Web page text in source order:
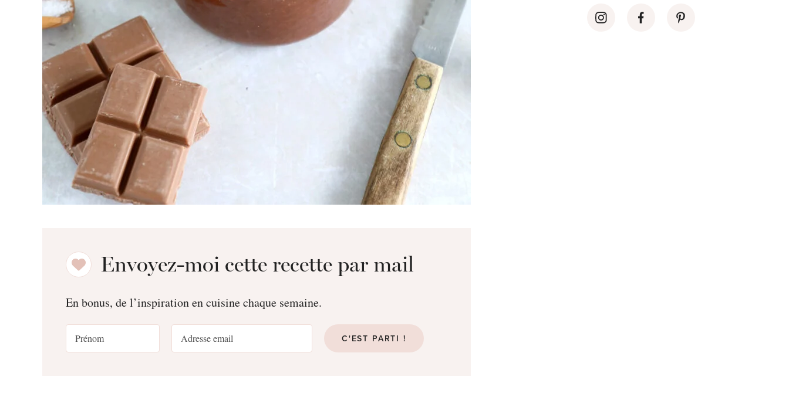
Envoyez-moi cette recette par mail
En bonus, de l’inspiration en cuisine chaque semaine.
C'EST PARTI !